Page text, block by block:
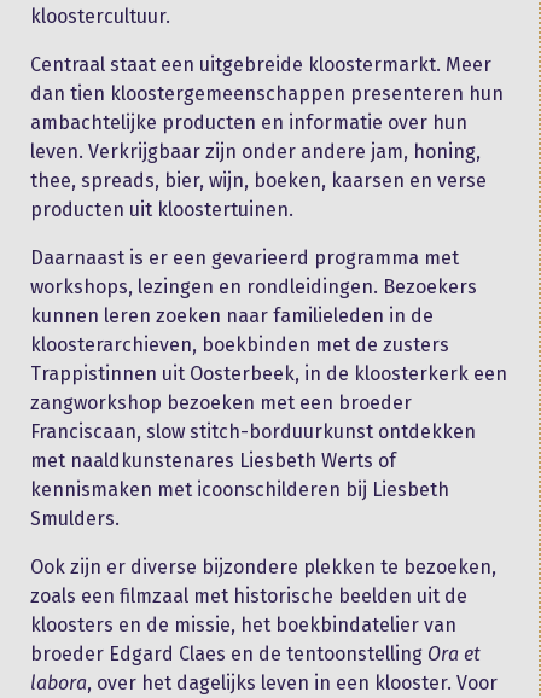
kloostercultuur.
Centraal staat een uitgebreide kloostermarkt. Meer
dan tien kloostergemeenschappen presenteren hun
ambachtelijke producten en informatie over hun
leven. Verkrijgbaar zijn onder andere jam, honing,
thee, spreads, bier, wijn, boeken, kaarsen en verse
producten uit kloostertuinen.
Daarnaast is er een gevarieerd programma met
workshops, lezingen en rondleidingen. Bezoekers
kunnen leren zoeken naar familieleden in de
kloosterarchieven, boekbinden met de zusters
Trappistinnen uit Oosterbeek, in de kloosterkerk een
zangworkshop bezoeken met een broeder
Franciscaan, slow stitch-borduurkunst ontdekken
met naaldkunstenares Liesbeth Werts of
kennismaken met icoonschilderen bij Liesbeth
Smulders.
Ook zijn er diverse bijzondere plekken te bezoeken,
zoals een filmzaal met historische beelden uit de
kloosters en de missie, het boekbindatelier van
broeder Edgard Claes en de tentoonstelling Ora et
labora, over het dagelijks leven in een klooster. Voor